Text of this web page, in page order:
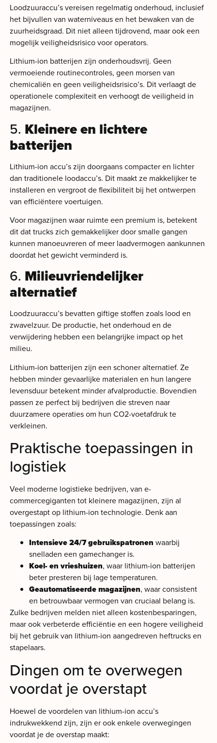
Loodzuuraccu’s vereisen regelmatig onderhoud, inclusief
het bijvullen van waterniveaus en het bewaken van de
zuurheidsgraad. Dit niet alleen tijdrovend, maar ook een
mogelijk veiligheidsrisico voor operators.
Lithium-ion batterijen zijn onderhoudsvrij. Geen
vermoeiende routinecontroles, geen morsen van
chemicaliën en geen veiligheidsrisico’s. Dit verlaagt de
operationele complexiteit en verhoogt de veiligheid in
magazijnen.
5. Kleinere en lichtere
batterijen
Lithium-ion accu’s zijn doorgaans compacter en lichter
dan traditionele loodaccu’s. Dit maakt ze makkelijker te
installeren en vergroot de flexibiliteit bij het ontwerpen
van efficiëntere voertuigen.
Voor magazijnen waar ruimte een premium is, betekent
dit dat trucks zich gemakkelijker door smalle gangen
kunnen manoeuvreren of meer laadvermogen aankunnen
doordat het gewicht verminderd is.
6. Milieuvriendelijker
alternatief
Loodzuuraccu’s bevatten giftige stoffen zoals lood en
zwavelzuur. De productie, het onderhoud en de
verwijdering hebben een belangrijke impact op het
milieu.
Lithium-ion batterijen zijn een schoner alternatief. Ze
hebben minder gevaarlijke materialen en hun langere
levensduur betekent minder afvalproductie. Bovendien
passen ze perfect bij bedrijven die streven naar
duurzamere operaties om hun CO2-voetafdruk te
verkleinen.
Praktische toepassingen in
logistiek
Veel moderne logistieke bedrijven, van e-
commercegiganten tot kleinere magazijnen, zijn al
overgestapt op lithium-ion technologie. Denk aan
toepassingen zoals:
Intensieve 24/7 gebruikspatronen waarbij
snelladen een gamechanger is.
Koel- en vrieshuizen, waar lithium-ion batterijen
beter presteren bij lage temperaturen.
Geautomatiseerde magazijnen, waar consistent
en betrouwbaar vermogen van cruciaal belang is.
Zulke bedrijven melden niet alleen kostenbesparingen,
maar ook verbeterde efficiëntie en een hogere veiligheid
bij het gebruik van lithium-ion aangedreven heftrucks en
stapelaars.
Dingen om te overwegen
voordat je overstapt
Hoewel de voordelen van lithium-ion accu’s
indrukwekkend zijn, zijn er ook enkele overwegingen
voordat je de overstap maakt: